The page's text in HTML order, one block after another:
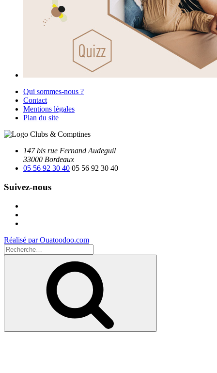
Qui sommes-nous ?
Contact
Mentions légales
Plan du site
147 bis rue Fernand Audeguil
33000 Bordeaux
05 56 92 30 40 05 56 92 30 40
Suivez-nous
Réalisé par Ouatoodoo.com
Recherche
pour